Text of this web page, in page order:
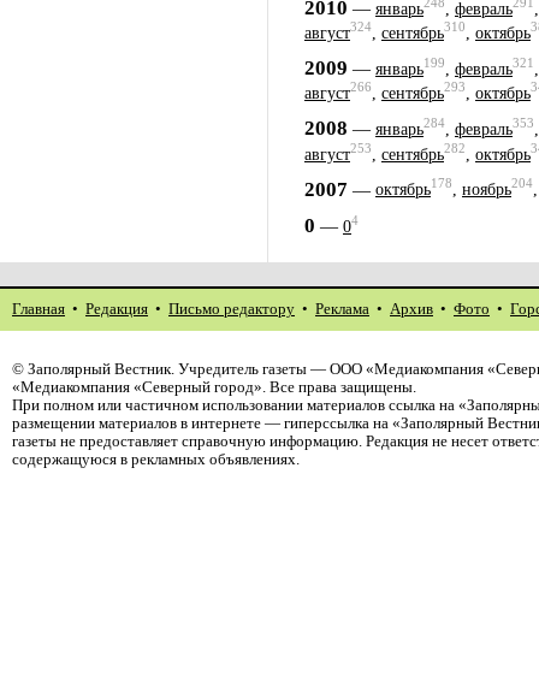
2010 — январь февраль
август324, сентябрь310, октябрь
2009 — январь199 февраль321
август266, сентябрь293, октябрь
2008 — январь284 февраль353
август253 сентябрь282 октябрь
2007 — октябрь178, ноябрь204
0 — 04
Главная • Редакция • Письмо редактору • Реклама • Архив • Фото •
© Заполярный Вестник. Учредитель газеты — ООО «Медиакомпания
«Медиакомпания «Северный город». Все права защищены.
При полном или частичном использовании материалов ссылка на
размещении материалов в интернете — гиперссылка на «Заполярный
газеты не предоставляет справочную информацию. Редакция не несет
содержащуюся в рекламных объявлениях.